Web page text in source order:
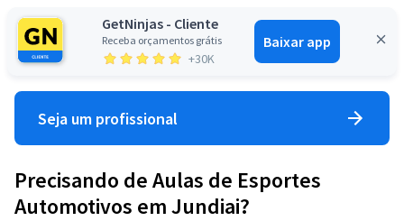
GetNinjas - Cliente
Receba orçamentos grátis
+30K
Baixar app
Entrar
Seja um profissional
Precisando de Aulas de Esportes
Automotivos em Jundiai?